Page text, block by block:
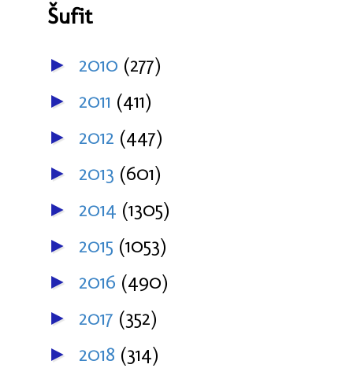
Šufit
► 2010 (277)
► 2011 (411)
► 2012 (447)
► 2013 (601)
► 2014 (1305)
► 2015 (1053)
► 2016 (490)
► 2017 (352)
► 2018 (314)